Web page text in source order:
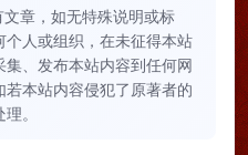
章，如无特殊说明或标
人或组织，在未征得本站
、发布本站内容到任何网
本站内容侵犯了原著者的
。